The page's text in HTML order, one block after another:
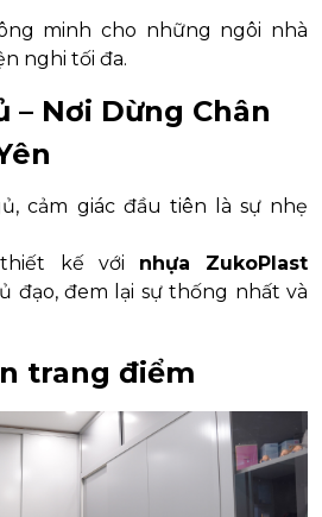
minh cho những ngôi nhà
nghi tối đa.
– Nơi Dừng Chân
cảm giác đầu tiên là sự nhẹ
kế với nhựa ZukoPlast
đạo, đem lại sự thống nhất và
trang điểm